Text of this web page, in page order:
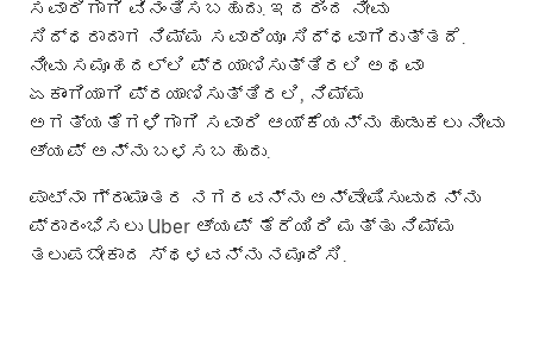
ಸವಾರಿಗಾಗಿ ವಿನಂತಿಸಬಹುದು. ಇದರಿಂದ ನೀವು
ಸಿದ್ಧರಾದಾಗ ನಿಮ್ಮ ಸವಾರಿಯೂ ಸಿದ್ಧವಾಗಿರುತ್ತದೆ.
ನೀವು ಸಮೂಹದಲ್ಲಿ ಪ್ರಯಾಣಿಸುತ್ತಿರಲಿ ಅಥವಾ
ಏಕಾಂಗಿಯಾಗಿ ಪ್ರಯಾಣಿಸುತ್ತಿರಲಿ, ನಿಮ್ಮ
ಅಗತ್ಯತೆಗಳಿಗಾಗಿ ಸವಾರಿ ಆಯ್ಕೆಯನ್ನು ಹುಡುಕಲು ನೀವು
ಆ್ಯಪ್ ಅನ್ನು ಬಳಸಬಹುದು.
ಪಾಟ್ನಾ ಗ್ರಾಮಾಂತರ ನಗರವನ್ನು ಅನ್ವೇಷಿಸುವುದನ್ನು
ಪ್ರಾರಂಭಿಸಲು Uber ಆ್ಯಪ್ ತೆರೆಯಿರಿ ಮತ್ತು ನಿಮ್ಮ
ತಲುಪಬೇಕಾದ ಸ್ಥಳವನ್ನು ನಮೂದಿಸಿ.